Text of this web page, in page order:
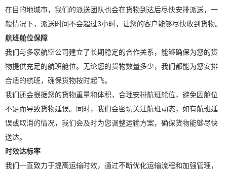
在目的地城市，我们的派送团队也会在货物到达后尽快安排派送，一
般情况下，派送时间不会超过3小时，让您的客户能够尽快收到货物。
航班舱位保障
我们与多家航空公司建立了长期稳定的合作关系，能够确保为您的货
物提供充足的航班舱位。无论您的货物数量多少，我们都能为您安排
合适的航班，确保货物按时起飞。
我们还会根据您的货物重量和体积，合理安排航班舱位，避免因舱位
不足而导致货物延误。同时，我们会密切关注航班动态，如有航班延
误或取消的情况，我们会及时为您调整运输方案，确保货物能够尽快
送达。
时效达标率
我们一直致力于提高运输时效，通过不断优化运输流程和加强管理，